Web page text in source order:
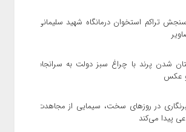
تراکم استخوان درمانگاه شهید سلیمانی
شدن پرند با چراغ سبز دولت به سرانجام
عکس
در روزهای سخت، سیمایی از مجاهدت
پیدا می‌کند